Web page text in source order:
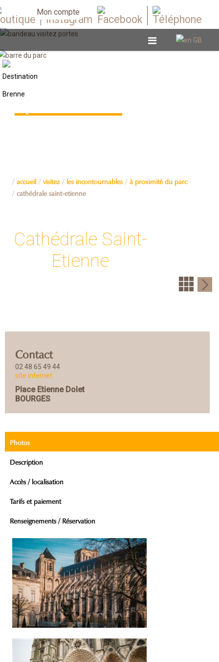
Mon compte
accueil visitez les incontournables à proximité du parc
cathédrale saint-etienne
Cathédrale Saint-
Etienne
Contact
02 48 65 49 44
site internet
Place Etienne Dolet
BOURGES
Photos
Description
Accès / localisation
Tarifs et paiement
Renseignements / Réservation